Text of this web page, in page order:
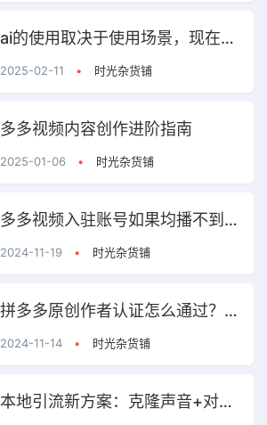
ai的使用取决于使用场景，现在在做的都是在寻找搭建使用场景
2025-02-11 • 时光杂货铺
多多视频内容创作进阶指南
2025-01-06 • 时光杂货铺
多多视频入驻账号如果均播不到1w、均赞不到100，账号质量较差，是无法通过审核的
2024-11-19 • 时光杂货铺
拼多多原创作者认证怎么通过？多多视频原创认证失败怎么改？
2024-11-14 • 时光杂货铺
本地引流新方案：克隆声音+对口型+批量混剪+批量发布